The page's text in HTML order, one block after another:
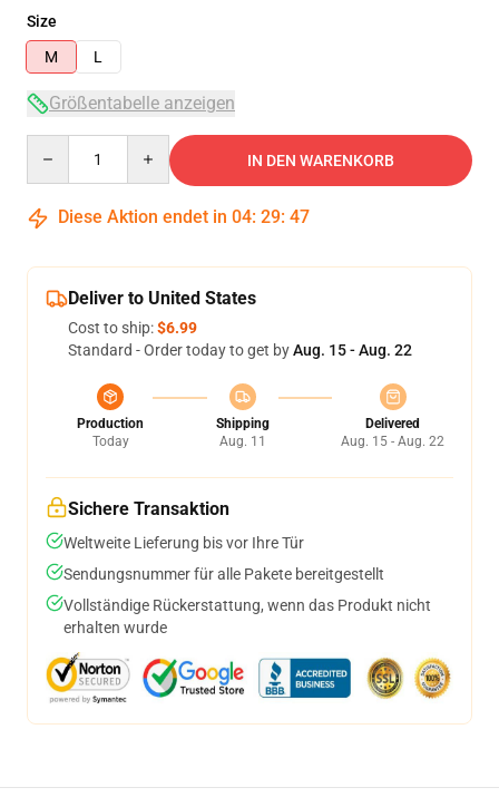
Size
M
L
Größentabelle anzeigen
IN DEN WARENKORB
Diese Aktion endet in 04: 29: 47
Deliver to United States
Cost to ship:$6.99
Standard - Order today to get byAug. 15 - Aug. 22
Production
Today
Shipping
Aug. 11
Delivered
Aug. 15 - Aug. 22
Sichere Transaktion
Weltweite Lieferung bis vor Ihre Tür
Sendungsnummer für alle Pakete bereitgestellt
Vollständige Rückerstattung, wenn das Produkt nicht
erhalten wurde